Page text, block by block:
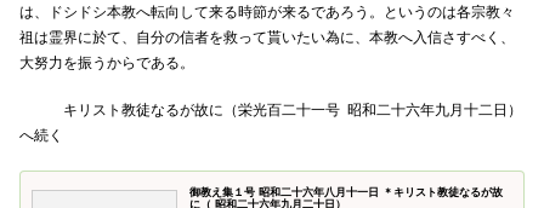
は、ドシドシ本教へ転向して来る時節が来るであろう。というのは各宗教々
祖は霊界に於て、自分の信者を救って貰いたい為に、本教へ入信さすべく、
大努力を振うからである。
キリスト教徒なるが故に（栄光百二十一号 昭和二十六年九月十二日）
へ続く
御教え集１号 昭和二十六年八月十一日 ＊キリスト教徒なるが故
に（ 昭和二十六年九月二十日）